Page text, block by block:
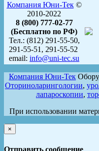
Компания Юни-Тек©
2010-2022
8 (800) 777-02-77
(Бесплатно по РФ)
Тел.: (812) 291-55-50,
291-55-51, 291-55-52
email: info@uni-tec.su
Компания Юни-Тек
Оториноларингологии,
лапароскопии,
При использовании
×
Отправить сообщение